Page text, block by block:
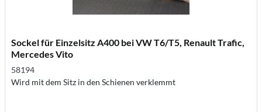
Sockel für Einzelsitz A400 bei VW T6/T5, Renault Trafic,
Mercedes Vito
58194
Wird mit dem Sitz in den Schienen verklemmt